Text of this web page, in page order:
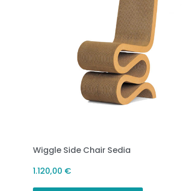
Wiggle Side Chair Sedia
1.120,00 €